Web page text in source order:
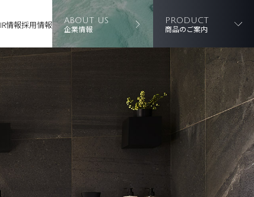
IR情報採用情報 ABOUT US
企業情報
PRODUCT
商品のご案内